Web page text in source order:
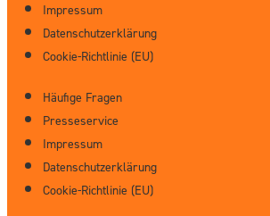
Impressum
Datenschutzerklärung
Cookie-Richtlinie (EU)
Häufige Fragen
Presseservice
Impressum
Datenschutzerklärung
Cookie-Richtlinie (EU)